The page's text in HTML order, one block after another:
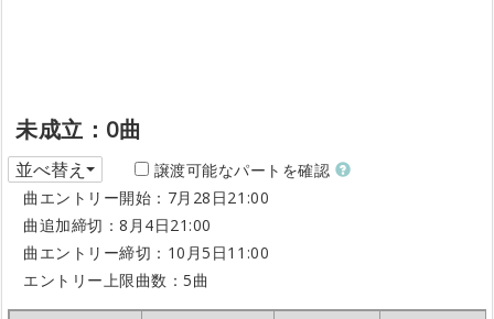
未成立：0曲
並べ替え
譲渡可能なパートを確認
曲エントリー開始：7月28日21:00
曲追加締切：8月4日21:00
曲エントリー締切：10月5日11:00
エントリー上限曲数：5曲